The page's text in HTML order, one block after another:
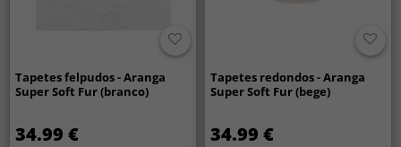
Tapetes felpudos - Aranga
Super Soft Fur (branco)
34.99 €
Tapetes redondos - Aranga
Super Soft Fur (bege)
34.99 €